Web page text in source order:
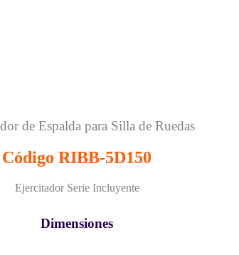
de Espalda para Silla de Ruedas
Código RIBB-5D150
Ejercitador Serie Incluyente
Dimensiones